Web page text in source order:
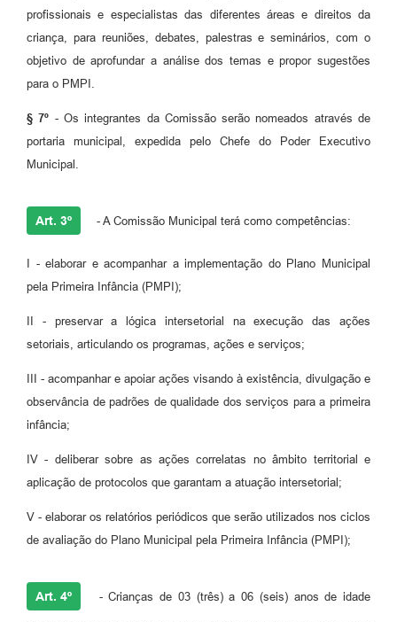
profissionais e especialistas das diferentes áreas e direitos da
criança, para reuniões, debates, palestras e seminários, com o
objetivo de aprofundar a análise dos temas e propor sugestões
para o PMPI.
§ 7º - Os integrantes da Comissão serão nomeados através de
portaria municipal, expedida pelo Chefe do Poder Executivo
Municipal.
Art. 3º - A Comissão Municipal terá como competências:
I - elaborar e acompanhar a implementação do Plano Municipal
pela Primeira Infância (PMPI);
II - preservar a lógica intersetorial na execução das ações
setoriais, articulando os programas, ações e serviços;
III - acompanhar e apoiar ações visando à existência, divulgação e
observância de padrões de qualidade dos serviços para a primeira
infância;
IV - deliberar sobre as ações correlatas no âmbito territorial e
aplicação de protocolos que garantam a atuação intersetorial;
V - elaborar os relatórios periódicos que serão utilizados nos ciclos
de avaliação do Plano Municipal pela Primeira Infância (PMPI);
Art. 4º - Crianças de 03 (três) a 06 (seis) anos de idade